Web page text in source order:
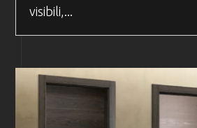
visibili,...